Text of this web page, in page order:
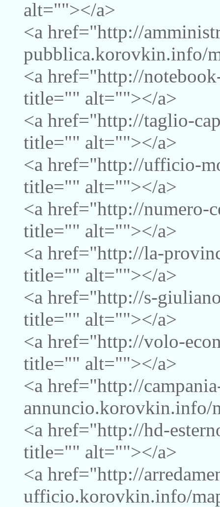
alt=""></a>
<a href="http://
pubblica.korovkin.info/
<a href="http://
title="" alt=""></a>
<a href="http://taglio-
title="" alt=""></a>
<a href="http://ufficio-
title="" alt=""></a>
<a href="http://
title="" alt=""></a>
<a href="http://la-
title="" alt=""></a>
<a href="http://s-
title="" alt=""></a>
<a href="http://volo-
title="" alt=""></a>
<a href="http://
<a href="http://hd-
title="" alt=""></a>
<a href="http://
ufficio.korovkin.info/